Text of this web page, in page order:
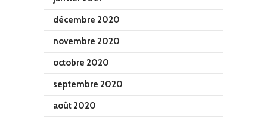
décembre 2020
novembre 2020
octobre 2020
septembre 2020
août 2020